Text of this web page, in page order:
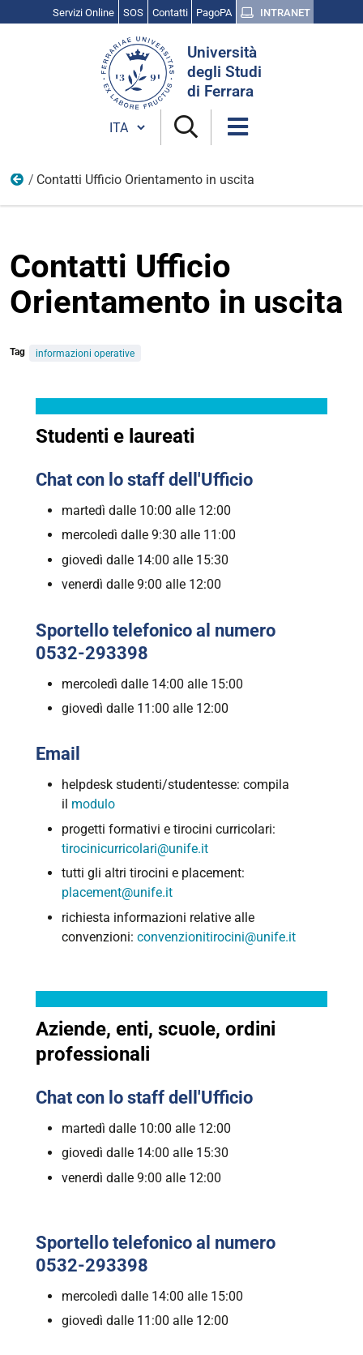
Servizi Online SOS Contatti PagoPA INTRANET
Università
degli Studi
di Ferrara
Cambia lingua
Tirocini placement
Contatti Ufficio Orientamento in uscita
Contatti Ufficio
Orientamento in uscita
Tag informazioni operative
Studenti e laureati
Chat con lo staff dell'Ufficio
martedì dalle 10:00 alle 12:00
mercoledì dalle 9:30 alle 11:00
giovedì dalle 14:00 alle 15:30
venerdì dalle 9:00 alle 12:00
Sportello telefonico al numero
0532-293398
mercoledì dalle 14:00 alle 15:00
giovedì dalle 11:00 alle 12:00
Email
helpdesk studenti/studentesse: compila
il modulo
progetti formativi e tirocini curricolari:
tirocinicurricolari@unife.it
tutti gli altri tirocini e placement:
placement@unife.it
richiesta informazioni relative alle
convenzioni: convenzionitirocini@unife.it
Aziende, enti, scuole, ordini
professionali
Chat con lo staff dell'Ufficio
martedì dalle 10:00 alle 12:00
giovedì dalle 14:00 alle 15:30
venerdì dalle 9:00 alle 12:00
Sportello telefonico al numero
0532-293398
mercoledì dalle 14:00 alle 15:00
giovedì dalle 11:00 alle 12:00